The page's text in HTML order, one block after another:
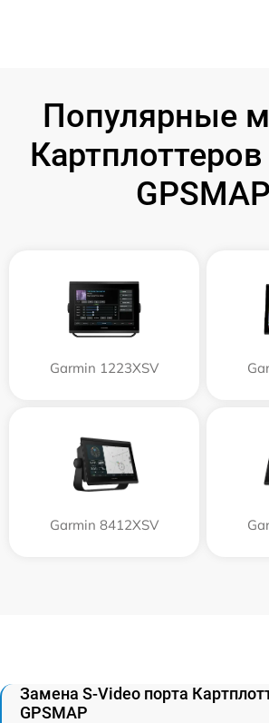
Популярные
GPSMAP
Garmin 1223XSV
Garmin 8412XSV
Замена S-Video порта
GPSMAP